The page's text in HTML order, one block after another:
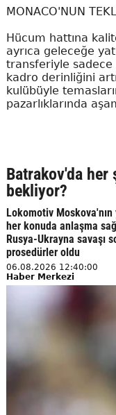
MONACO'NUN
Hücum hattına
ayrıca geleceğe
transferiyle sadece
kadro derinliğini
kulübüyle
pazarlıklarında
Batrakov'da her
bekliyor?
Lokomotiv
her konuda anlaşma
Rusya-Ukrayna savaşı
prosedürler oldu
06.08.2026 12:40:00
Haber Merkezi